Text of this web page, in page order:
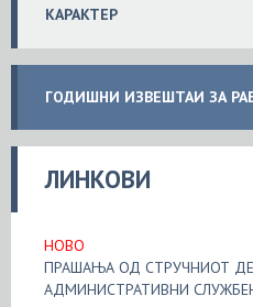
КАРАКТЕР
ГОДИШНИ ИЗВЕШТАИ ЗА
ЛИНКОВИ
НОВО
ПРАШАЊА ОД СТРУЧНИОТ
АДМИНИСТРАТИВНИ